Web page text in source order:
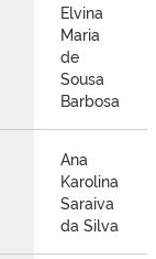
Elvina
Maria
de
Sousa
Barbosa
Ana
Karolina
Saraiva
da Silva